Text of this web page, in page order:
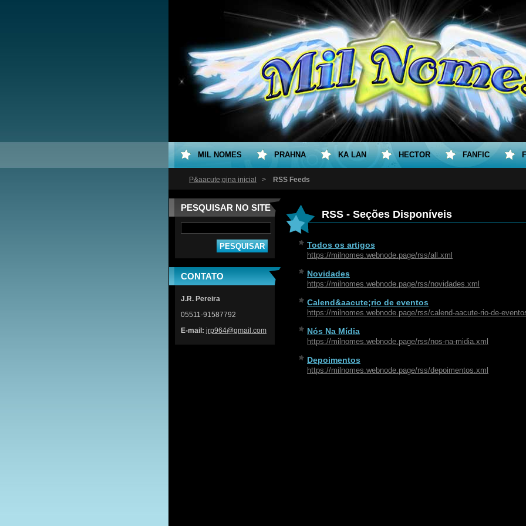
P&aacute;gina inicial > RSS Feeds
PESQUISAR NO SITE
CONTATO
J.R. Pereira
05511-91587792
E-mail: jrp964@gmail.com
RSS - Seções Disponíveis
Todos os artigos
https://milnomes.webnode.page/rss/all.xml
Novidades
https://milnomes.webnode.page/rss/novidades.xml
Calend&aacute;rio de eventos
https://milnomes.webnode.page/rss/calend-aacute-rio-de-
Nós Na Mídia
https://milnomes.webnode.page/rss/nos-na-midia.xml
Depoimentos
https://milnomes.webnode.page/rss/depoimentos.xml
MIL NOMES PRAHNA KA LAN HECTOR FANFIC